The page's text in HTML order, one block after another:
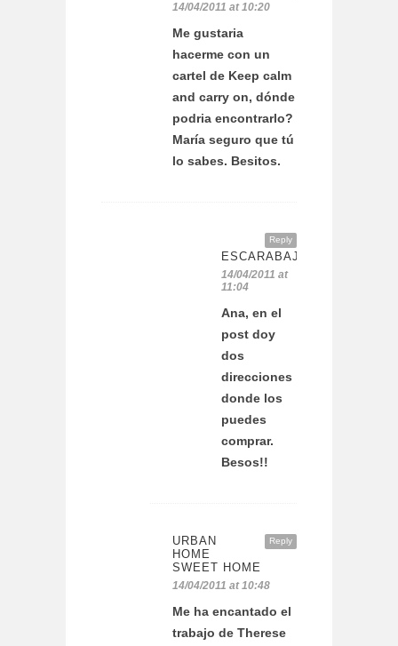
14/04/2011 at 10:20
Me gustaria
hacerme con un
cartel de Keep calm
and carry on, dónde
podria encontrarlo?
María seguro que tú
lo sabes. Besitos.
Reply
14/04/2011 at
11:04
Ana, en el
post doy
dos
direcciones
donde los
puedes
comprar.
Besos!!
Reply
URBAN
HOME
SWEET HOME
14/04/2011 at 10:48
Me ha encantado el
trabajo de Therese